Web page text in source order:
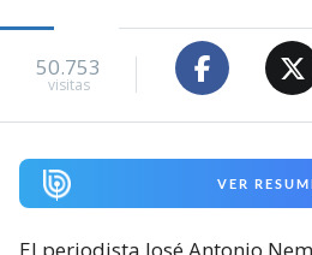
50.753
visitas
VER
El periodista José Antonio